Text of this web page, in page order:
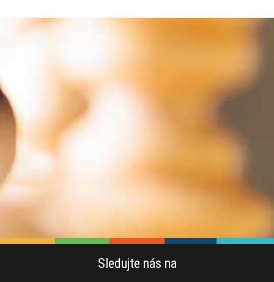
Sledujte nás na